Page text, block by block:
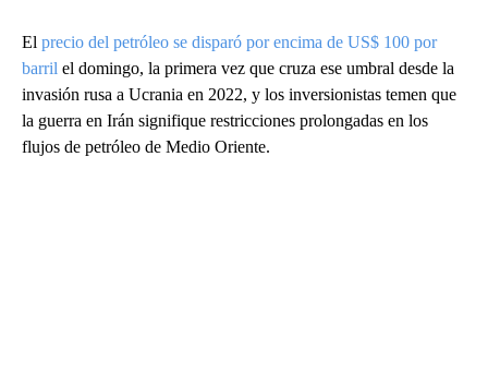
El precio del petróleo se disparó por encima de US$ 100 por
barril el domingo, la primera vez que cruza ese umbral desde la
invasión rusa a Ucrania en 2022, y los inversionistas temen que
la guerra en Irán signifique restricciones prolongadas en los
flujos de petróleo de Medio Oriente.